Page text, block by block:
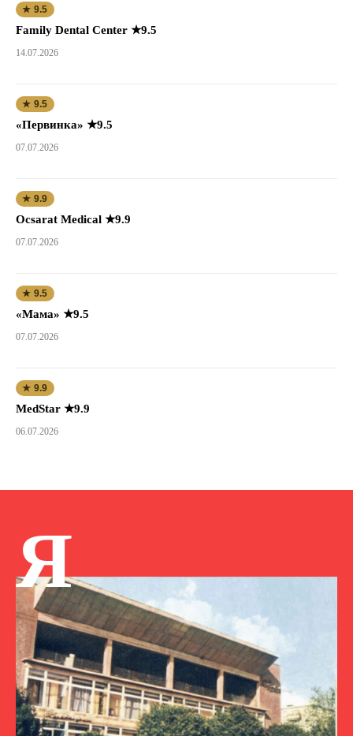
★ 9.5
Family Dental Center ★9.5
14.07.2026
★ 9.5
«Первинка» ★9.5
07.07.2026
★ 9.9
Ocsarat Medical ★9.9
07.07.2026
★ 9.5
«Мама» ★9.5
07.07.2026
★ 9.9
MedStar ★9.9
06.07.2026
Я